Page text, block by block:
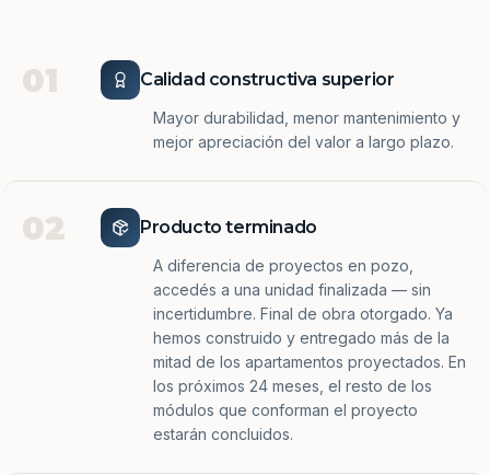
01 Calidad constructiva superior
Mayor durabilidad, menor mantenimiento y
mejor apreciación del valor a largo plazo.
02 Producto terminado
A diferencia de proyectos en pozo,
accedés a una unidad finalizada — sin
incertidumbre. Final de obra otorgado. Ya
hemos construido y entregado más de la
mitad de los apartamentos proyectados. En
los próximos 24 meses, el resto de los
módulos que conforman el proyecto
estarán concluidos.